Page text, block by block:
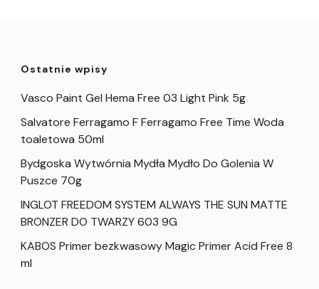
Ostatnie wpisy
Vasco Paint Gel Hema Free 03 Light Pink 5g
Salvatore Ferragamo F Ferragamo Free Time Woda
toaletowa 50ml
Bydgoska Wytwórnia Mydła Mydło Do Golenia W
Puszce 70g
INGLOT FREEDOM SYSTEM ALWAYS THE SUN MATTE
BRONZER DO TWARZY 603 9G
KABOS Primer bezkwasowy Magic Primer Acid Free 8
ml